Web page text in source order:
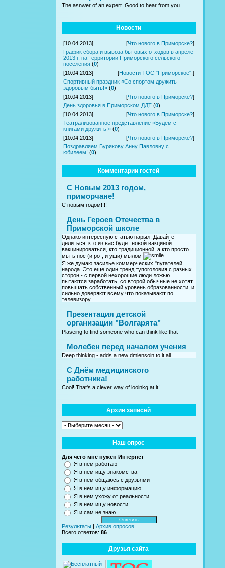
The asnwer of an expert. Good to hear from you.
Новости
[10.04.2013] [Что нового в Приморске?]
График сбора и вывоза бытовых отходов в апреле
2013 г. на территории Приморского сельского
поселения (0)
[10.04.2013]
[Новости ТОС "Приморское". ]
Спортивный праздник «Со спортом дружить –
здоровым быть!» (0)
[10.04.2013]
[Что нового в Приморске?]
День здоровья в Приморском ДДТ (0)
[10.04.2013]
[Что нового в Приморске?]
Театрализованное представление «Будем с
книгами дружить!» (0)
[10.04.2013]
[Что нового в Приморске?]
Поздравляем Бурякову Анну Павловну с
юбилеем! (0)
Комментарии гостей
С Новым 2013 годом,
приморчане!
С новым годом!!!!
День Героев Отечества в
Приморской школе
Однако интересную статью нарыл. Давайте
делиться, кто из вас будет новой вакциной
вакцинироваться, кто традиционной, а кто просто
мыть нос (и рот, и уши) мылом
Я же думаю засилье коммерческих "пугателей
народа. Это еще один тренд тупоголовия с разных
сторон - с первой нехорошие люди ложью
пытаются заработать, со второй обычные не хотят
повышать собственный уровень образованности, и
сильно доверяют всему что показывают по
телевизору.
Презентация детской
организации "Волгарята"
Plaseing to find someone who can think like that
Молебен перед началом учения
Deep thinking - adds a new dmiensoin to it all.
C Днём медицинского
работника!
Cool! That's a clever way of looinkg at it!
Архив записей
Наш опрос
Для чего мне нужен Интернет
Я в нём работаю
Я в нём ищу знакомства
Я в нём общаюсь с друзьями
Я в нём ищу информацию
Я в нем ухожу от реальности
Я в нем ищу новости
Я и сам не знаю
Результаты
Архив опросов
Всего ответов: 86
Друзья сайта